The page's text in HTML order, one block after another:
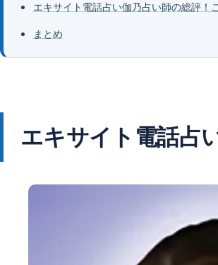
エキサイト電話占い伽乃占い師の総評！
まとめ
エキサイト電話占